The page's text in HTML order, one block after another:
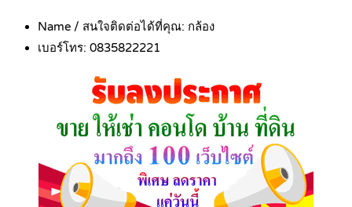
Name / สนใจติดต่อได้ที่คุณ: กล้อง
เบอร์โทร: 0835822221